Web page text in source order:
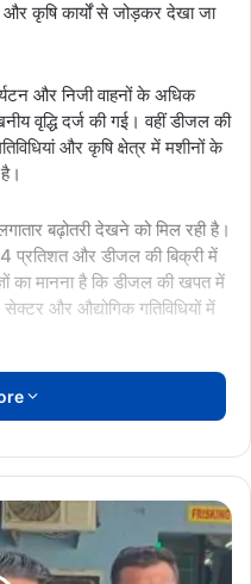
और कृषि कार्यों से जोड़कर देखा जा
और निजी वाहनों के अधिक
वृद्धि दर्ज की गई। वहीं डीजल की
और कृषि क्षेत्र में मशीनों के
बढ़ोतरी देखने को मिल रही है।
4 प्रतिशत और डीजल की बिक्री में
का मानना है कि डीजल की खपत में
सेक्टर और औद्योगिक गतिविधियों में
में भी ईंधन की मांग बढ़ी रह सकती
क्षेत्रों में भी पेट्रोल और डीजल
CGNews